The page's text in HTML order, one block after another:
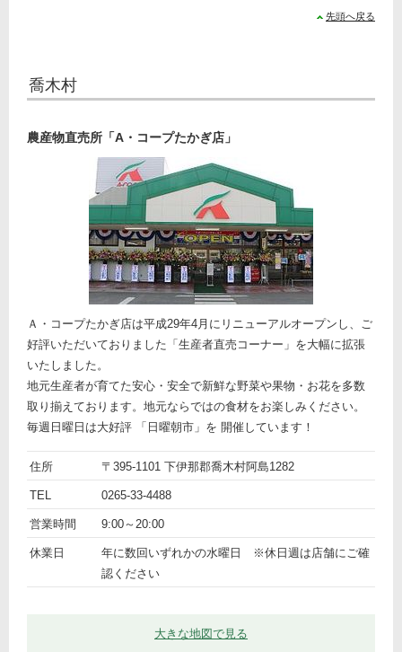
先頭へ戻る
喬木村
農産物直売所「A・コープたかぎ店」
Ａ・コープたかぎ店は平成29年4月にリニューアルオープンし、ご
好評いただいておりました「生産者直売コーナー」を大幅に拡張
いたしました。
地元生産者が育てた安心・安全で新鮮な野菜や果物・お花を多数
取り揃えております。地元ならではの食材をお楽しみください。
毎週日曜日は大好評 「日曜朝市」を 開催しています！
ト
ッ
ク
細
名
売所
「A・
コー
かぎ
住所 〒395-1101 下伊那郡喬木村阿島1282
TEL 0265-33-4488
営業時間 9:00～20:00
休業日
年に数回いずれかの水曜日 ※休日週は店舗にご確
認ください
大きな地図で見る